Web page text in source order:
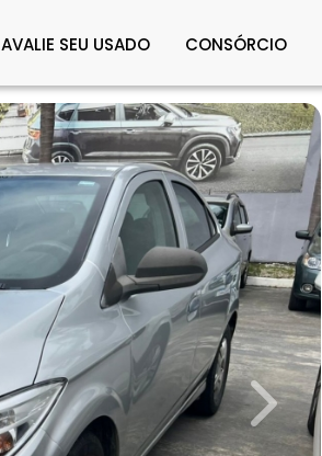
AVALIE SEU USADO CONSÓRCIO
Next